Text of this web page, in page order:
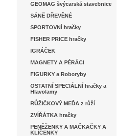
GEOMAG švýcarská stavebnice
SÁNĚ DŘEVĚNÉ
SPORTOVNÍ hračky
FISHER PRICE hračky
IGRÁČEK
MAGNETY A PÉRÁCI
FIGURKY a Roboryby
OSTATNÍ SPECIÁLNÍ hračky a
Hlavolamy
RŮŽIČKOVÝ MEĎA z růží
ZVÍŘÁTKA hračky
PENĚŽENKY A MAČKAČKY A
KLÍČENKY